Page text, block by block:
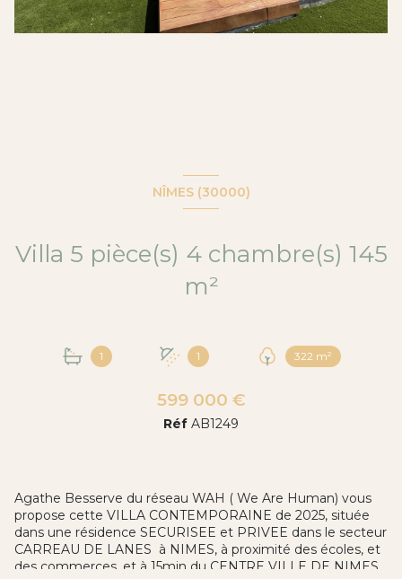
NÎMES (30000)
Villa 5 pièce(s) 4 chambre(s) 145
m²
1 1 322 m²
599 000 €
Réf AB1249
Agathe Besserve du réseau WAH ( We Are Human) vous
propose cette VILLA CONTEMPORAINE de 2025, située
dans une résidence SECURISEE et PRIVEE dans le secteur
CARREAU DE LANES à NIMES, à proximité des écoles, et
des commerces, et à 15min du CENTRE VILLE DE NIMES.